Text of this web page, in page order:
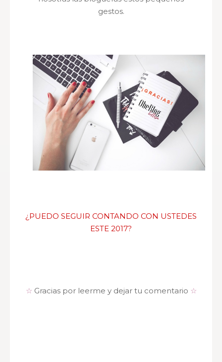
gestos.
¿PUEDO SEGUIR CONTANDO CON USTEDES
ESTE 2017?
☆ Gracias por leerme y dejar tu comentario ☆